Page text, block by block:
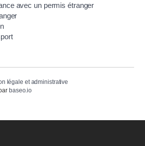
avec un permis étranger
légale et administrative
baseo.io